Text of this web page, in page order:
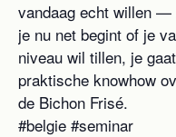
vandaag echt willen
je nu net begint of je
niveau wil tillen, je
praktische knowhow
de Bichon Frisé.
#belgie #seminar